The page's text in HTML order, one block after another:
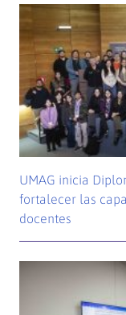
UMAG inicia
fortalecer las
docentes